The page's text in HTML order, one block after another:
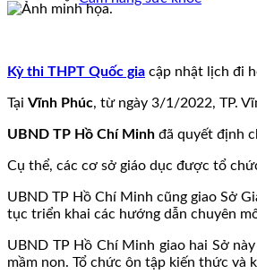
Kỳ thi THPT Quốc gia cập nhật lịch đi
Tại Vĩnh Phúc, từ ngày 3/1/2022, TP.
UBND TP Hồ Chí Minh đã quyết định
Cụ thể, các cơ sở giáo dục được tổ
UBND TP Hồ Chí Minh cũng giao Sở
tục triển khai các hướng dẫn chuyên
UBND TP Hồ Chí Minh giao hai Sở
mầm non. Tổ chức ôn tập kiến thức